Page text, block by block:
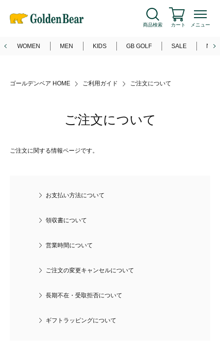
新規会員登録
商品検索 カート メニュー
WOMEN MEN KIDS GB GOLF SALE
ゴールデンベア HOME ご利用ガイド ご注文について
ご注文について
ご注文に関する情報ページです。
お支払い方法について
領収書について
営業時間について
ご注文の変更キャンセルについて
長期不在・受取拒否について
ギフトラッピングについて